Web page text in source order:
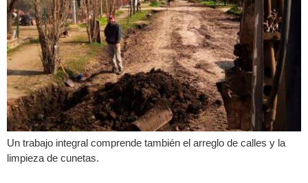
Un trabajo integral comprende también el arreglo de calles y la
limpieza de cunetas.